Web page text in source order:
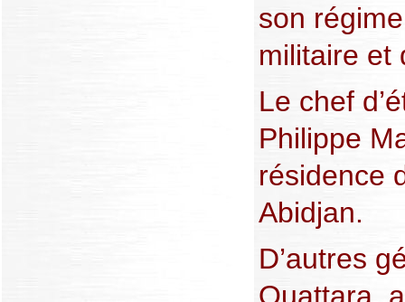
son
militaire et
Le chef
Philippe
résidence
Abidjan.
D’autres